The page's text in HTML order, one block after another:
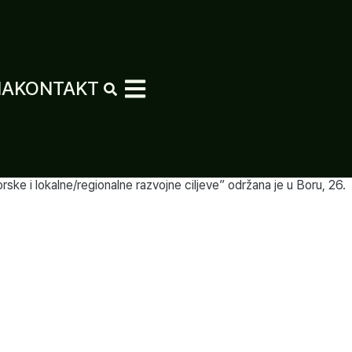
KONTAKT
i lokalne/regionalne razvojne ciljeve” održana je u Boru, 26.